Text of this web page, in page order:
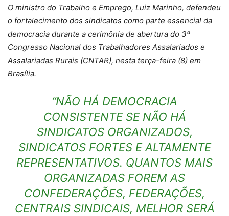
O ministro do Trabalho e Emprego, Luiz Marinho, defendeu
o fortalecimento dos sindicatos como parte essencial da
democracia durante a cerimônia de abertura do 3º
Congresso Nacional dos Trabalhadores Assalariados e
Assalariadas Rurais (CNTAR), nesta terça-feira (8) em
Brasília.
“NÃO HÁ DEMOCRACIA
CONSISTENTE SE NÃO HÁ
SINDICATOS ORGANIZADOS,
SINDICATOS FORTES E ALTAMENTE
REPRESENTATIVOS. QUANTOS MAIS
ORGANIZADAS FOREM AS
CONFEDERAÇÕES, FEDERAÇÕES,
CENTRAIS SINDICAIS, MELHOR SERÁ